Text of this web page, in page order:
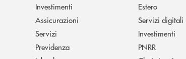
Investimenti
Assicurazioni
Servizi
Previdenza
Estero
Servizi digitali
Investimenti
PNRR